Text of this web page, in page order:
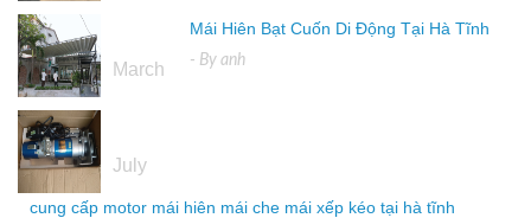
March
Mái Hiên Bạt Cuốn Di Động Tại Hà Tĩnh
- By anh
July
cung cấp motor mái hiên mái che mái xếp kéo tại hà tĩnh